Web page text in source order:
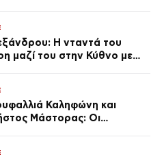
Η νταντά του
μαζί του στην Κύθνο με
Καληφώνη και
Μάστορας: Οι